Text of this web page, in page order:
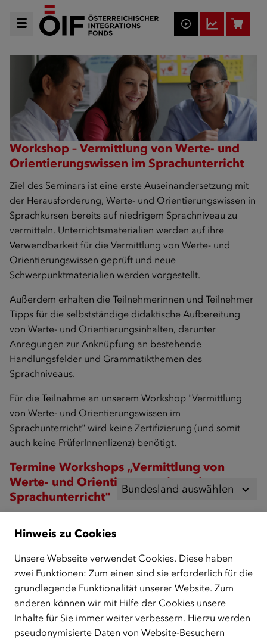
Workshop – Vermittlung von Werte- und
Orientierungswissen im Sprachunterricht
Ziel des Seminars ist eine erste Auseinandersetzung mit
der Herausforderung, Werte- und Orientierungswissen in
Sprachkursen bereits auf niedrigem Sprachniveau zu
vermitteln. Unterrichtsmaterialien werden auf ihre
Verwendbarkeit für die Vermittlung von Werte- und
Orientierungswissen geprüft und neue
Schwerpunktmaterialien werden vorgestellt.
Außerdem erhalten die Teilnehmerinnen und Teilnehmer
Tipps für die selbstständige didaktische Aufbereitung
von Werte- und Orientierungsinhalten, darunter
Anregungen zur Anknüpfung an bestehende
Handlungsfelder und Grammatikthemen des
Sprachniveaus.
Für die Teilnahme an unserem Workshop "Vermittlung
von Werte- und Orientierungswissen im
Sprachunterricht" wird keine Zertifizierung (und somit
auch keine PrüferInnenlizenz) benötigt.
Termine Workshops „Vermittlung von
Werte- und Orientierungswissen im
Sprachunterricht"
Bundesland auswählen
Derzeit gibt es in diesem Bundesland keine passenden
Kurse zu diesem Thema. Für mehr Termine klicken Sie
hier.
Hinweis zu Cookies
Unsere Webseite verwendet Cookies. Diese haben
zwei Funktionen: Zum einen sind sie erforderlich für die
grundlegende Funktionalität unserer Website. Zum
anderen können wir mit Hilfe der Cookies unsere
Inhalte für Sie immer weiter verbessern. Hierzu werden
pseudonymisierte Daten von Website-Besuchern